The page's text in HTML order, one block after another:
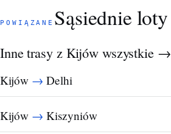
POWIĄZANE Sąsiednie loty
Inne trasy z Kijów wszystkie →
Kijów → Delhi
Kijów → Kiszyniów